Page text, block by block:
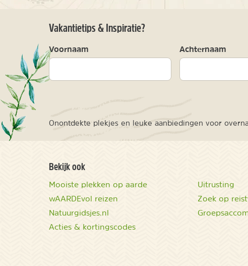
Vakantietips & Inspiratie?
Voornaam Achternaam
Onontdekte plekjes en leuke aanbiedingen voor
Bekijk ook
Mooiste plekken op aarde
wAARDEvol reizen
Natuurgidsjes.nl
Acties & kortingscodes
Uitrusting
Zoek op